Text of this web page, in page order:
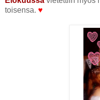
toisensa. ♥